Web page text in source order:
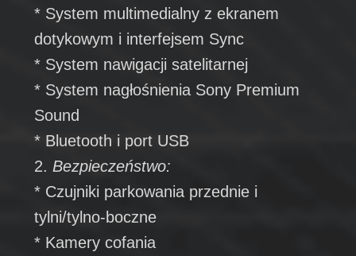
* System multimedialny z ekranem
dotykowym i interfejsem Sync
* System nawigacji satelitarnej
* System nagłośnienia Sony Premium
Sound
* Bluetooth i port USB
2. Bezpieczeństwo:
* Czujniki parkowania przednie i
tylni/tylno-boczne
* Kamery cofania